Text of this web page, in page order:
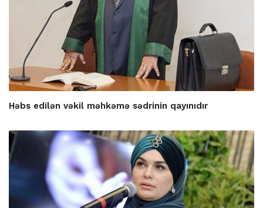
Həbs edilən vəkil məhkəmə sədrinin qayınıdır